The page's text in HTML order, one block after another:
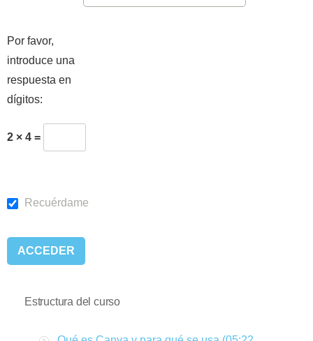
Por favor,
introduce una
respuesta en
dígitos:
2 × 4 =
Recuérdame
Estructura del curso